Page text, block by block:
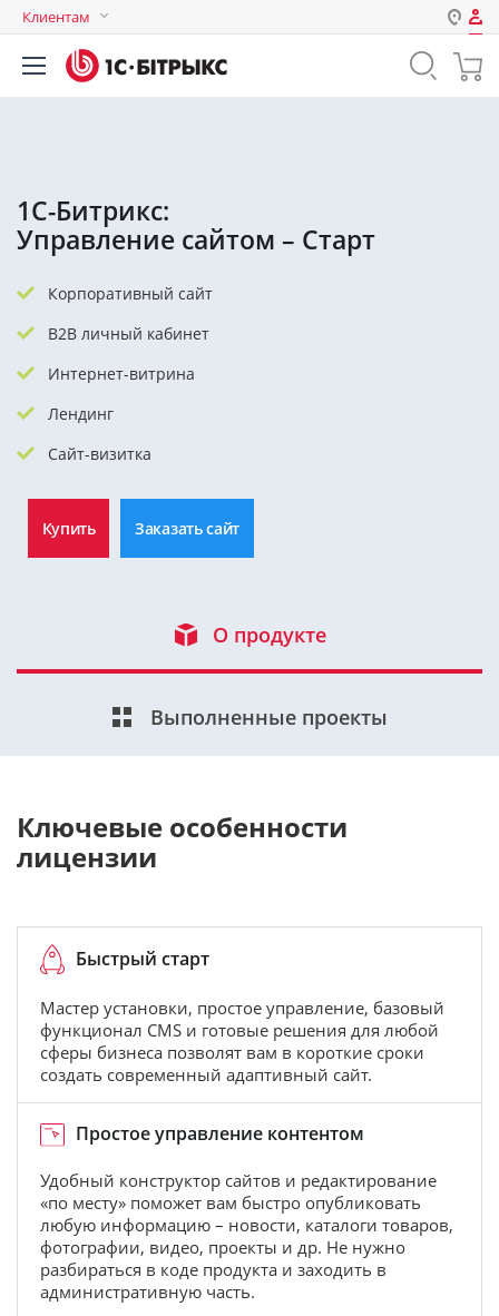
Клиентам
Авторизация
Пароль
Забыли свой пароль?
1С-Битрикс:
Управление сайтом – Старт
Корпоративный сайт
B2B личный кабинет
Интернет-витрина
Лендинг
Сайт-визитка
Купить Заказать сайт
О продукте
Выполненные проекты
Ключевые особенности
лицензии
Быстрый старт
Мастер установки, простое управление, базовый
функционал CMS и готовые решения для любой
сферы бизнеса позволят вам в короткие сроки
создать современный адаптивный сайт.
Простое управление контентом
Удобный конструктор сайтов и редактирование
«по месту» поможет вам быстро опубликовать
любую информацию – новости, каталоги товаров,
фотографии, видео, проекты и др. Не нужно
разбираться в коде продукта и заходить в
административную часть.